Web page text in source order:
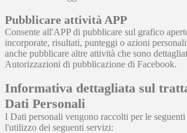
Pubblicare attività APP
Consente all'APP di pubblicare sul grafico
incorporate, risultati, punteggi o azioni
anche pubblicare altre attività che sono
Autorizzazioni di pubblicazione di Facebook.
Informativa dettagliata sul
Dati Personali
I Dati personali vengono raccolti per le
l'utilizzo dei seguenti servizi: